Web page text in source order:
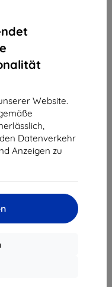
Website.
Datenverkehr
Anzeigen zu